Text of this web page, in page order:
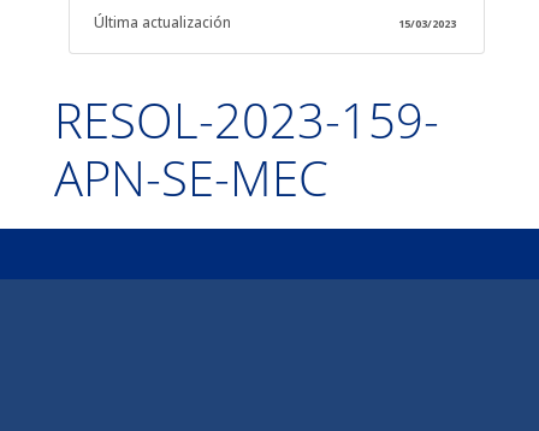
Última actualización 15/03/2023
RESOL-2023-159-
APN-SE-MEC